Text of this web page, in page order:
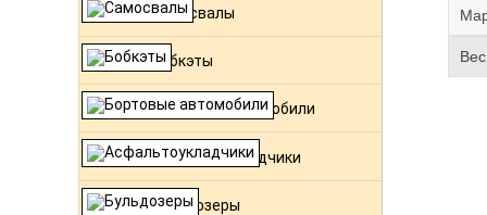
Самосвалы
Бобкэты
Бортовые автомобили
Асфальтоукладчики
Бульдозеры